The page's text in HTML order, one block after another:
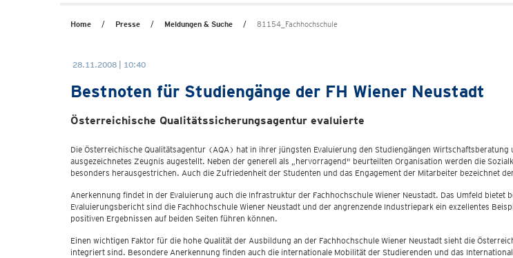
Home Presse Meldungen & Suche 81154_Fachhochschule
28.11.2008 | 10:40
Bestnoten für Studiengänge der FH Wiener Neustadt
Österreichische Qualitätssicherungsagentur evaluierte
Die Österreichische Qualitätsagentur (AQA) hat in ihrer jüngsten Evaluierung den Studiengängen
ausgezeichnetes Zeugnis augestellt. Neben der generell als „hervorragend" beurteilten Organisation werden die
besonders herausgestrichen. Auch die Zufriedenheit der Studenten und das Engagement der Mitarbeiter bezeichnet
Anerkennung findet in der Evaluierung auch die Infrastruktur der Fachhochschule Wiener Neustadt. Das Umfeld
Evaluierungsbericht sind die Fachhochschule Wiener Neustadt und der angrenzende Industriepark ein exzellentes
positiven Ergebnissen auf beiden Seiten führen können.
Einen wichtigen Faktor für die hohe Qualität der Ausbildung an der Fachhochschule Wiener Neustadt sieht die
integriert sind. Besondere Anerkennung finden auch die internationale Mobilität der Studierenden und das